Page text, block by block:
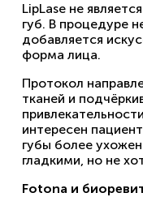
LipLase не
губ. В процедуре
добавляется
форма лица.
Протокол
тканей и
интересен
губы более
гладкими, но не
Fotona и